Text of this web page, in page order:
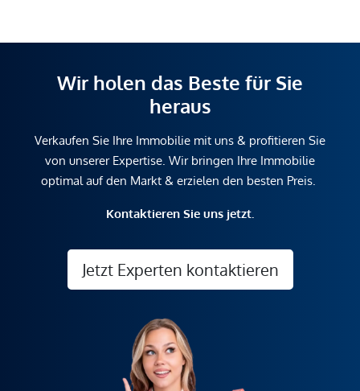
Wir holen das Beste für Sie
heraus
Verkaufen Sie Ihre Immobilie mit uns & profitieren Sie
von unserer Expertise. Wir bringen Ihre Immobilie
optimal auf den Markt & erzielen den besten Preis.
Kontaktieren Sie uns jetzt.
Jetzt Experten kontaktieren